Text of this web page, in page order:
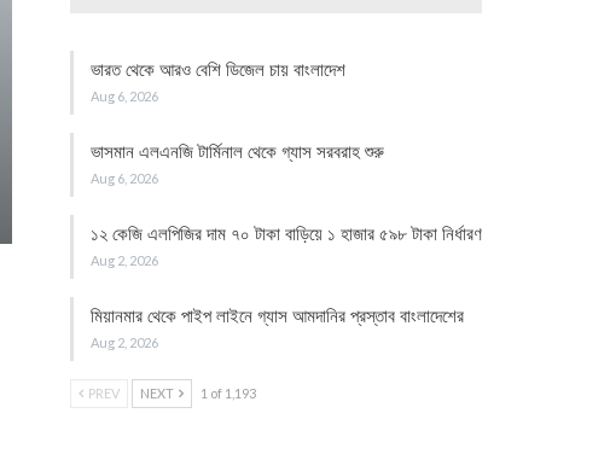
ভারত থেকে আরও বেশি ডিজেল চায় বাংলাদেশ
Aug 6, 2026
ভাসমান এলএনজি টার্মিনাল থেকে গ্যাস সরবরাহ শুরু
Aug 6, 2026
১২ কেজি এলপিজির দাম ৭০ টাকা বাড়িয়ে ১ হাজার ৫৯৮ টাকা নির্ধারণ
Aug 2, 2026
মিয়ানমার থেকে পাইপ লাইনে গ্যাস আমদানির প্রস্তাব বাংলাদেশের
Aug 2, 2026
PREV NEXT 1 of 1,193